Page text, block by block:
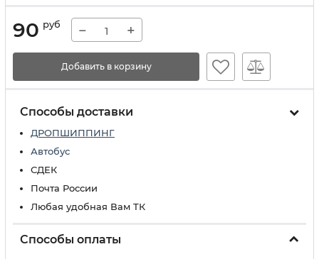
90 руб − +
Добавить в корзину
Способы доставки
ДРОПШИППИНГ
Автобус
СДЕК
Почта России
Любая удобная Вам ТК
Способы оплаты